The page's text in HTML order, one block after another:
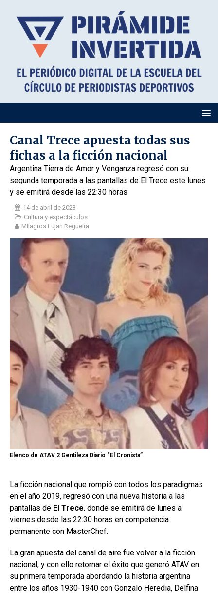
Canal Trece apuesta todas sus
fichas a la ficción nacional
Argentina Tierra de Amor y Venganza regresó con su
segunda temporada a las pantallas de El Trece este lunes
y se emitirá desde las 22:30 horas
14 de abril de 2023
Cultura y espectáculos
Milagros Lujan Regueira
Elenco de ATAV 2 Gentileza Diario “El Cronista”
La ficción nacional que rompió con todos los paradigmas
en el año 2019, regresó con una nueva historia a las
pantallas de El Trece, donde se emitirá de lunes a
viernes desde las 22:30 horas en competencia
permanente con MasterChef.
La gran apuesta del canal de aire fue volver a la ficción
nacional, y con ello retornar el éxito que generó ATAV en
su primera temporada abordando la historia argentina
entre los años 1930-1940 con Gonzalo Heredia, Delfina